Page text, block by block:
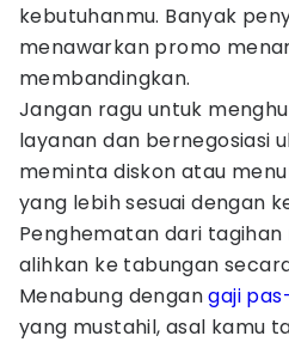
kebutuhanmu. Banyak
menawarkan promo
membandingkan.
Jangan ragu untuk
layanan dan bernegosiasi
meminta diskon atau
yang lebih sesuai dengan
Penghematan dari tagihan
alihkan ke tabungan
Menabung dengangaji
yang mustahil, asal kamu